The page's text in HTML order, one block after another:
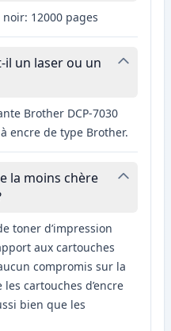
12000 pages
il un laser ou un
Brother DCP-7030
encre de type Brother.
la moins chère
toner d’impression
aux cartouches
compromis sur la
cartouches d’encre
bien que les